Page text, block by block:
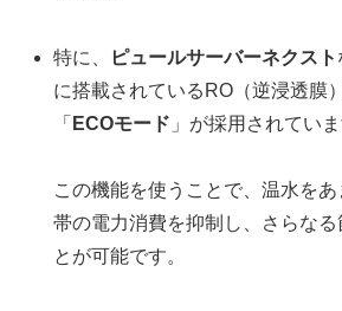
特に、 ピュールサーバーネクスト
に搭載されているRO（逆浸透膜
「 ECOモード 」が採用されていま
この機能を使うことで、温水を
帯の電力消費を抑制し、さらなる
とが可能です。